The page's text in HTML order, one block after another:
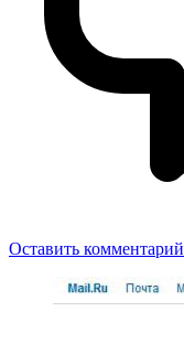
Оставить комментарий